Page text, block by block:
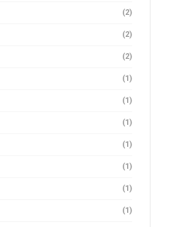
(2)
(2)
(2)
(1)
(1)
(1)
(1)
(1)
(1)
(1)